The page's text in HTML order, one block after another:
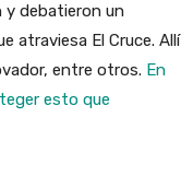
y debatieron un
atraviesa El Cruce. Allí
entre otros. En
esto que